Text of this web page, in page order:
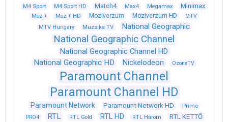
M4 Sport M4 Sport HD Match4 Max4 Megamax Minimax
Mozi+ Mozi+ HD Moziverzum Moziverzum HD
MTV
MTV Hungary
Muzsika TV National Geographic
National Geographic Channel
National Geographic Channel HD
National Geographic HD
Nickelodeon OzoneTV
Paramount Channel
Paramount Channel HD
Paramount Network Paramount Network HD Prime
PRO4 RTL RTL Gold RTL HD RTL Három RTL KETTŐ